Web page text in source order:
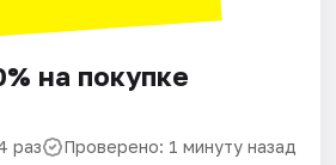
на покупке
раз Проверено: 1 минуту назад